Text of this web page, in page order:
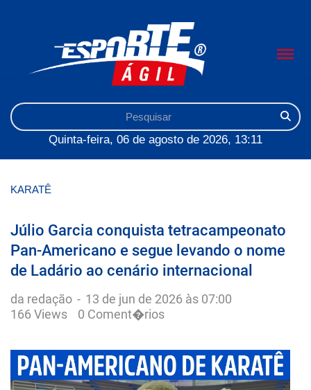
Quinta-feira, 06 de agosto de 2026, 13:11
KARATÊ
Júlio Garcia conquista tetracampeonato
Pan-Americano e segue levando o nome
de Ladário ao cenário internacional
da redação - 13 de jun de 2026 às 07:00
166 Views
0 Coment�rios